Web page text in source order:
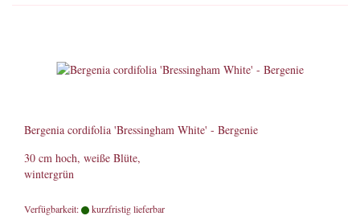
Bergenia cordifolia 'Bressingham White' - Bergenie
30 cm hoch, weiße Blüte,
wintergrün
Verfügbarkeit: kurzfristig lieferbar